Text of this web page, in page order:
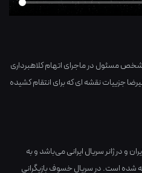
مسئول در ماجرای اتهام کلاهبرداری
جزییات نقشه ای که برای انتقام کشیده
و در ژانرسریال ایرانیمی‌باشد و به
شده است. در سریال خسوف بازیگرانی